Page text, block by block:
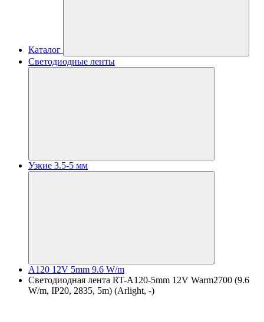
Каталог
Светодиодные ленты
Узкие 3.5-5 мм
A120 12V 5mm 9.6 W/m
Светодиодная лента RT-A120-5mm 12V Warm2700 (9.6
W/m, IP20, 2835, 5m) (Arlight, -)